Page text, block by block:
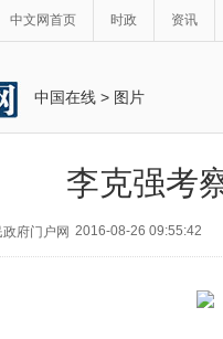
中文网首页 时政 资讯
中国在线 > 图片
李克强考
府门户网 2016-08-26 09:55:42